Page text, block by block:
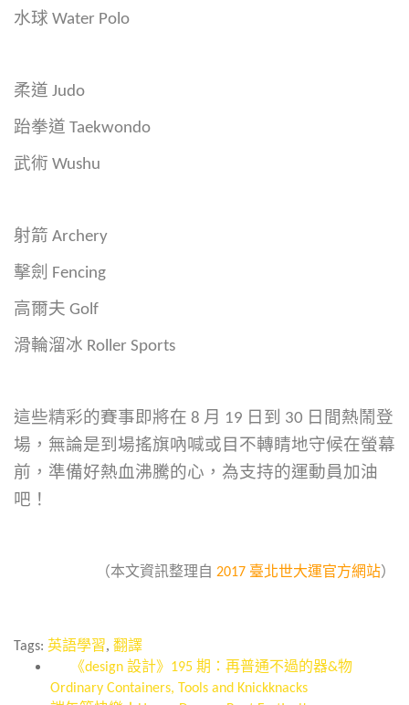
水球 Water Polo
柔道 Judo
跆拳道 Taekwondo
武術 Wushu
射箭 Archery
擊劍 Fencing
高爾夫 Golf
滑輪溜冰 Roller Sports
這些精彩的賽事即將在 8 月 19 日到 30 日間熱鬧登
場，無論是到場搖旗吶喊或目不轉睛地守候在螢幕
前，準備好熱血沸騰的心，為支持的運動員加油
吧！
（本文資訊整理自 2017 臺北世大運官方網站）
Tags: 英語學習, 翻譯
《design 設計》195 期：再普通不過的器&物
Ordinary Containers, Tools and Knickknacks